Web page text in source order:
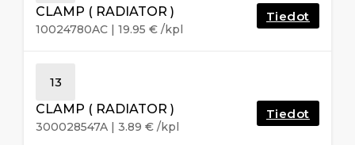
CLAMP ( RADIATOR )
10024780AC | 19.95 € /kpl
Tiedot
13
CLAMP ( RADIATOR )
300028547A | 3.89 € /kpl
Tiedot